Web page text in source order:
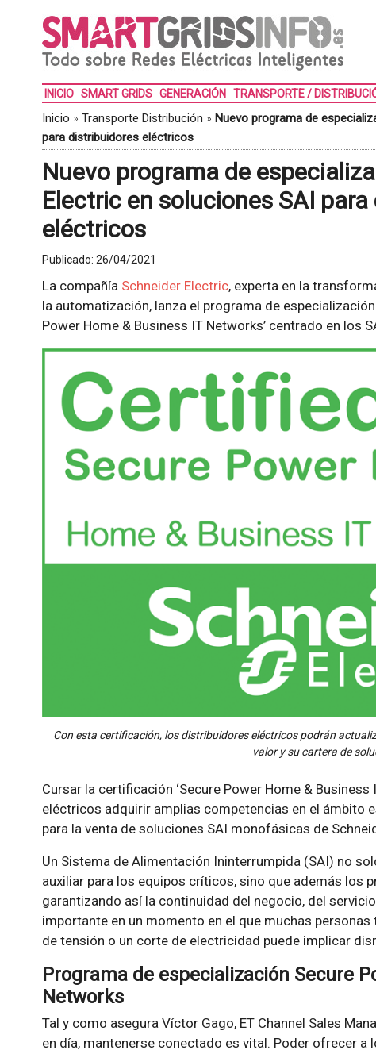
INICIO SMART GRIDS GENERACIÓN TRANSPORTE /
Inicio » Transporte Distribución » Nuevo programa de
para distribuidores eléctricos
Nuevo programa de
Electric en soluciones SAI
eléctricos
Publicado: 26/04/2021
La compañía Schneider Electric, experta en la
la automatización, lanza el programa de
Power Home & Business IT Networks’ centrado en los
Con esta certificación, los distribuidores eléctricos podrán
valor y su cartera de
Cursar la certificación ‘Secure Power Home &
eléctricos adquirir amplias competencias en el ámbito
para la venta de soluciones SAI monofásicas de
Un Sistema de Alimentación Ininterrumpida (SAI) no
auxiliar para los equipos críticos, sino que además los
garantizando así la continuidad del negocio, del
importante en un momento en el que muchas
de tensión o un corte de electricidad puede implicar
Programa de especialización Secure
Networks
Tal y como asegura Víctor Gago, ET Channel Sales
en día, mantenerse conectado es vital. Poder ofrecer a